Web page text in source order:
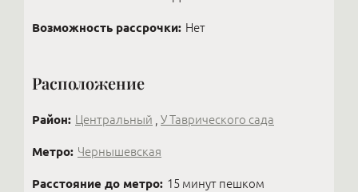
Возможность рассрочки: Нет
Расположение
Район: Центральный У Таврического сада
Метро: Чернышевская
Расстояние до метро: 15 минут пешком